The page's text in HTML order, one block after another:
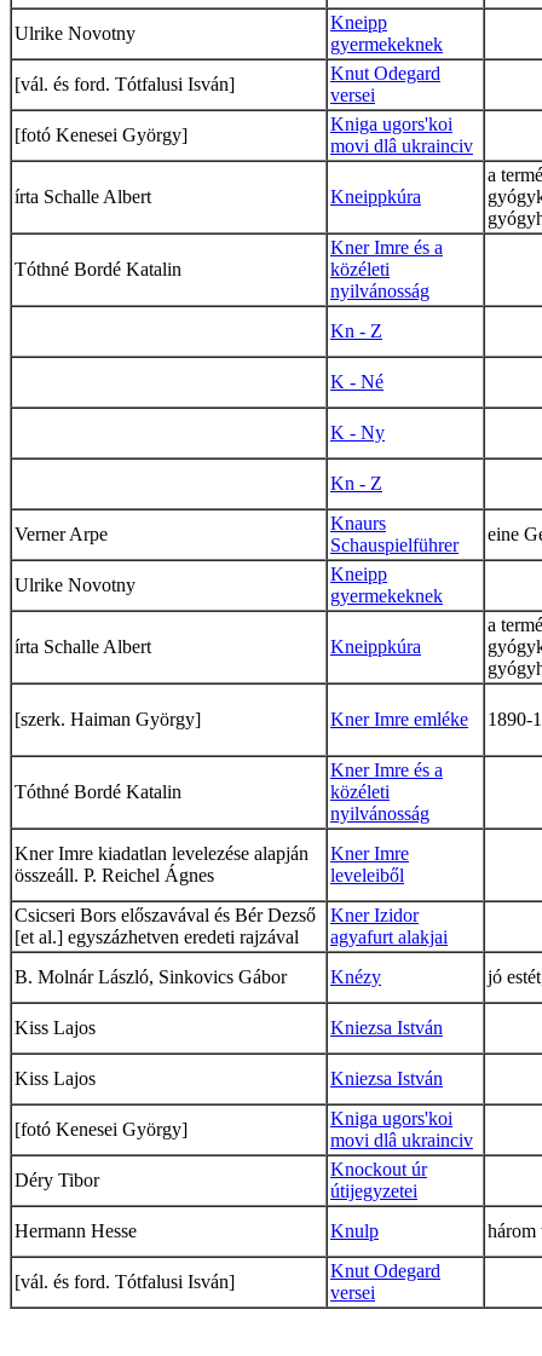
Ulrike Novotny
Kneipp
gyermekeknek
[vál. és ford. Tótfalusi Isván]
Knut Odegard
versei
[fotó Kenesei György]
Kniga ugors'koi
movi dlâ ukrainciv
írta Schalle Albert Kneippkúra
a
Tóthné Bordé Katalin
Kner Imre és a
közéleti
nyilvánosság
Kn - Z
K - Né
K - Ny
Kn - Z
Verner Arpe
Knaurs
Schauspielführer
eine
Ulrike Novotny
Kneipp
gyermekeknek
írta Schalle Albert Kneippkúra
a
[szerk. Haiman György] Kner Imre emléke 1890-
Tóthné Bordé Katalin
Kner Imre és a
közéleti
nyilvánosság
Kner Imre kiadatlan levelezése alapján
összeáll. P. Reichel Ágnes
Kner Imre
leveleiből
Csicseri Bors előszavával és Bér Dezső
[et al.] egyszázhetven eredeti rajzával
Kner Izidor
agyafurt alakjai
B. Molnár László, Sinkovics Gábor
Knézy jó
Kiss Lajos Kniezsa István
Kiss Lajos Kniezsa István
[fotó Kenesei György]
Kniga ugors'koi
movi dlâ ukrainciv
Déry Tibor
Knockout úr
útijegyzetei
Hermann Hesse
Knulp három
[vál. és ford. Tótfalusi Isván]
Knut Odegard
versei